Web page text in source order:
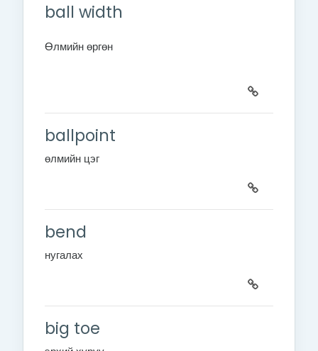
ball width
Өлмийн өргөн
ballpoint
өлмийн цэг
bend
нугалах
big toe